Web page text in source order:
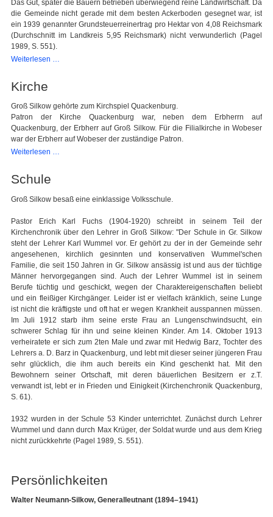
Das Gut, später die Bauern betrieben überwiegend reine Landwirtschaft. Da
die Gemeinde nicht gerade mit dem besten Ackerboden gesegnet war, ist
ein 1939 genannter Grundsteuerreinertrag pro Hektar von 4,08 Reichsmark
(Durchschnitt im Landkreis 5,95 Reichsmark) nicht verwunderlich (Pagel
1989, S. 551).
Weiterlesen …
Kirche
Groß Silkow gehörte zum Kirchspiel Quackenburg.
Patron der Kirche Quackenburg war, neben dem Erbherrn auf
Quackenburg, der Erbherr auf Groß Silkow. Für die Filialkirche in Wobeser
war der Erbherr auf Wobeser der zuständige Patron.
Weiterlesen …
Schule
Groß Silkow besaß eine einklassige Volksschule.
Pastor Erich Karl Fuchs (1904-1920) schreibt in seinem Teil der
Kirchenchronik über den Lehrer in Groß Silkow: "Der Schule in Gr. Silkow
steht der Lehrer Karl Wummel vor. Er gehört zu der in der Gemeinde sehr
angesehenen, kirchlich gesinnten und konservativen Wummel'schen
Familie, die seit 150 Jahren in Gr. Silkow ansässig ist und aus der tüchtige
Männer hervorgegangen sind. Auch der Lehrer Wummel ist in seinem
Berufe tüchtig und geschickt, wegen der Charaktereigenschaften beliebt
und ein fleißiger Kirchgänger. Leider ist er vielfach kränklich, seine Lunge
ist nicht die kräftigste und oft hat er wegen Krankheit ausspannen müssen.
Im Juli 1912 starb ihm seine erste Frau an Lungenschwindsucht, ein
schwerer Schlag für ihn und seine kleinen Kinder. Am 14. Oktober 1913
verheiratete er sich zum 2ten Male und zwar mit Hedwig Barz, Tochter des
Lehrers a. D. Barz in Quackenburg, und lebt mit dieser seiner jüngeren Frau
sehr glücklich, die ihm auch bereits ein Kind geschenkt hat. Mit den
Bewohnern seiner Ortschaft, mit deren bäuerlichen Besitzern er z.T.
verwandt ist, lebt er in Frieden und Einigkeit (Kirchenchronik Quackenburg,
S. 61).
1932 wurden in der Schule 53 Kinder unterrichtet. Zunächst durch Lehrer
Wummel und dann durch Max Krüger, der Soldat wurde und aus dem Krieg
nicht zurückkehrte (Pagel 1989, S. 551).
Persönlichkeiten
Walter Neumann-Silkow, Generalleutnant (1894–1941)